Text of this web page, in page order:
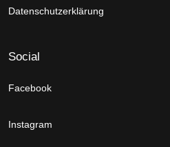
Datenschutzerklärung
Social
Facebook
Instagram